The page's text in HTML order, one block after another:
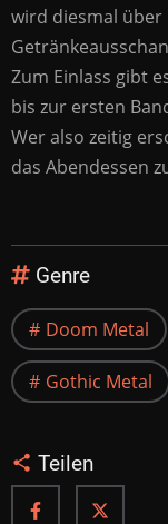
wird diesmal
Zum Einlass gibt
bis zur ersten
Wer also zeitig
das Abendessen
Genre
Doom Metal
Gothic Metal
Teilen